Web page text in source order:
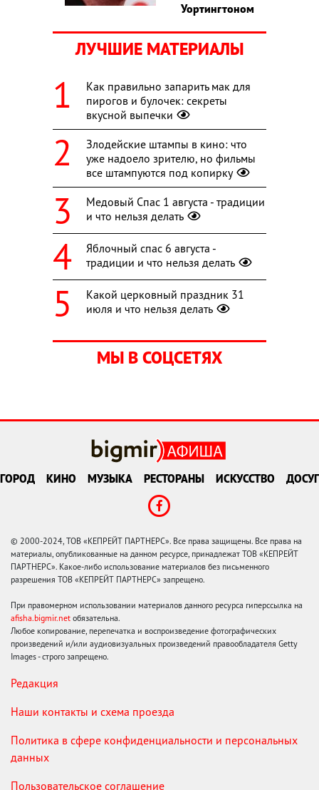
Уортингтоном
ЛУЧШИЕ МАТЕРИАЛЫ
Как правильно запарить мак для
пирогов и булочек: секреты
вкусной выпечки
Злодейские штампы в кино: что
уже надоело зрителю, но фильмы
все штампуются под копирку
Медовый Спас 1 августа - традиции
и что нельзя делать
Яблочный спас 6 августа -
традиции и что нельзя делать
Какой церковный праздник 31
июля и что нельзя делать
МЫ В СОЦСЕТЯХ
ГОРОД КИНО МУЗЫКА РЕСТОРАНЫ ИСКУССТВО ДОСУГ
© 2000-2024, ТОВ «КЕПРЕЙТ ПАРТНЕРС». Все права защищены. Все права на
материалы, опубликованные на данном ресурсе, принадлежат ТОВ «КЕПРЕЙТ
ПАРТНЕРС». Какое-либо использование материалов без письменного
разрешения ТОВ «КЕПРЕЙТ ПАРТНЕРС» запрещено.
При правомерном использовании материалов данного ресурса гиперссылка на
afisha.bigmir.net обязательна.
Любое копирование, перепечатка и воспроизведение фотографических
произведений и/или аудиовизуальных произведений правообладателя Getty
Images - строго запрещено.
Редакция
Наши контакты и схема проезда
Политика в сфере конфиденциальности и персональных
данных
Пользовательское соглашение